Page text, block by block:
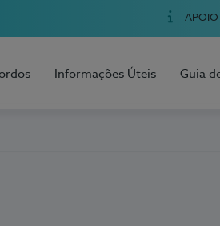
APOIO
Informações Úteis Guia